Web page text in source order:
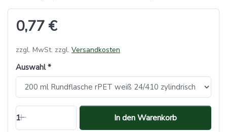
0,77 €
zzgl. MwSt. zzgl. Versandkosten
Auswahl
1 In den Warenkorb